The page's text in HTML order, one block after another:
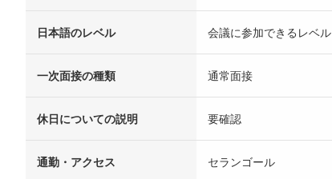
日本語のレベル 会議に参加できるレベル
一次面接の種類 通常面接
休日についての説明 要確認
通勤・アクセス セランゴール